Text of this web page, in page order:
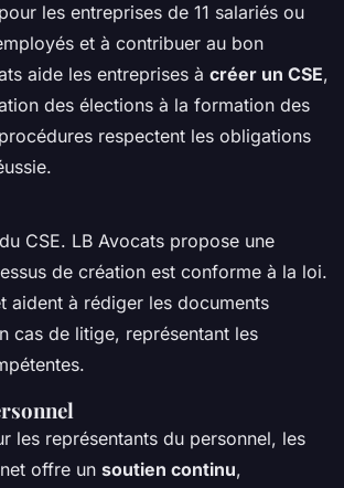
les entreprises de 11 salariés ou
et à contribuer au bon
aide les entreprises à créer un CSE,
des élections à la formation des
respectent les obligations
CSE. LB Avocats propose une
de création est conforme à la loi.
aident à rédiger les documents
cas de litige, représentant les
les représentants du personnel, les
offre un soutien continu,